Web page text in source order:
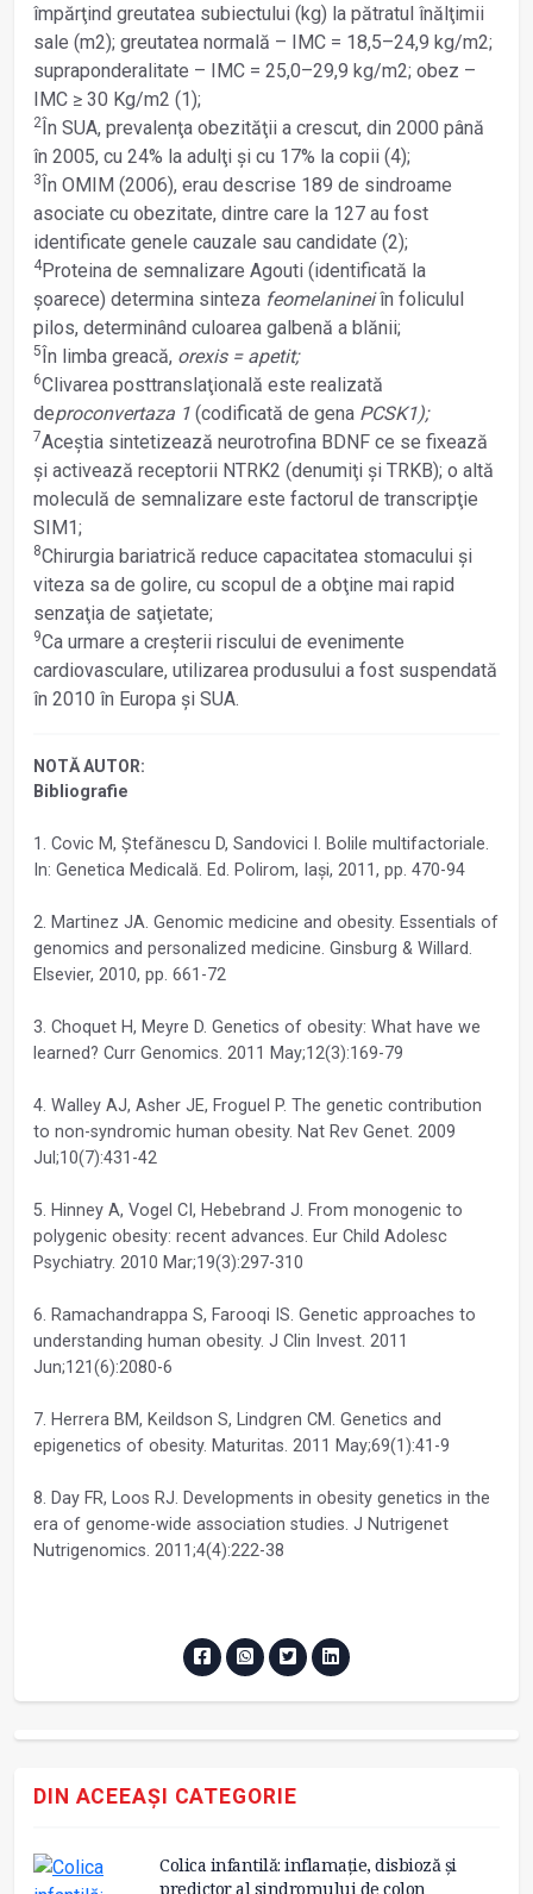
împărţind greutatea subiectului (kg) la pătratul înălţimii
sale (m2); greutatea normală – IMC = 18,5–24,9 kg/m2;
supraponderalitate – IMC = 25,0–29,9 kg/m2; obez –
IMC ≥ 30 Kg/m2 (1);
2În SUA, prevalenţa obezităţii a crescut, din 2000 până
în 2005, cu 24% la adulţi şi cu 17% la copii (4);
3În OMIM (2006), erau descrise 189 de sindroame
asociate cu obezitate, dintre care la 127 au fost
identificate genele cauzale sau candidate (2);
4Proteina de semnalizare Agouti (identificată la
şoarece) determina sinteza feomelanineiîn foliculul
pilos, determinând culoarea galbenă a blănii;
5În limba greacă, orexis = apetit;
6Clivarea posttranslaţională este realizată
deproconvertaza 1 (codificată de gena PCSK1);
7Aceştia sintetizează neurotrofina BDNF ce se fixează
şi activează receptorii NTRK2 (denumiţi şi TRKB); o altă
moleculă de semnalizare este factorul de transcripţie
SIM1;
8Chirurgia bariatrică reduce capacitatea stomacului şi
viteza sa de golire, cu scopul de a obţine mai rapid
senzaţia de saţietate;
9Ca urmare a creşterii riscului de evenimente
cardiovasculare, utilizarea produsului a fost suspendată
în 2010 în Europa şi SUA.
NOTĂ AUTOR:
Bibliografie
1. Covic M, Ştefănescu D, Sandovici I. Bolile multifactoriale.
In: Genetica Medicală. Ed. Polirom, Iaşi, 2011, pp. 470-94
2. Martinez JA. Genomic medicine and obesity. Essentials of
genomics and personalized medicine. Ginsburg & Willard.
Elsevier, 2010, pp. 661-72
3. Choquet H, Meyre D. Genetics of obesity: What have we
learned? Curr Genomics. 2011 May;12(3):169-79
4. Walley AJ, Asher JE, Froguel P. The genetic contribution
to non-syndromic human obesity. Nat Rev Genet. 2009
Jul;10(7):431-42
5. Hinney A, Vogel CI, Hebebrand J. From monogenic to
polygenic obesity: recent advances. Eur Child Adolesc
Psychiatry. 2010 Mar;19(3):297-310
6. Ramachandrappa S, Farooqi IS. Genetic approaches to
understanding human obesity. J Clin Invest. 2011
Jun;121(6):2080-6
7. Herrera BM, Keildson S, Lindgren CM. Genetics and
epigenetics of obesity. Maturitas. 2011 May;69(1):41-9
8. Day FR, Loos RJ. Developments in obesity genetics in the
era of genome-wide association studies. J Nutrigenet
Nutrigenomics. 2011;4(4):222-38
DIN ACEEAȘI CATEGORIE
Colica infantilă: inflamație, disbioză și
predictor al sindromului de colon